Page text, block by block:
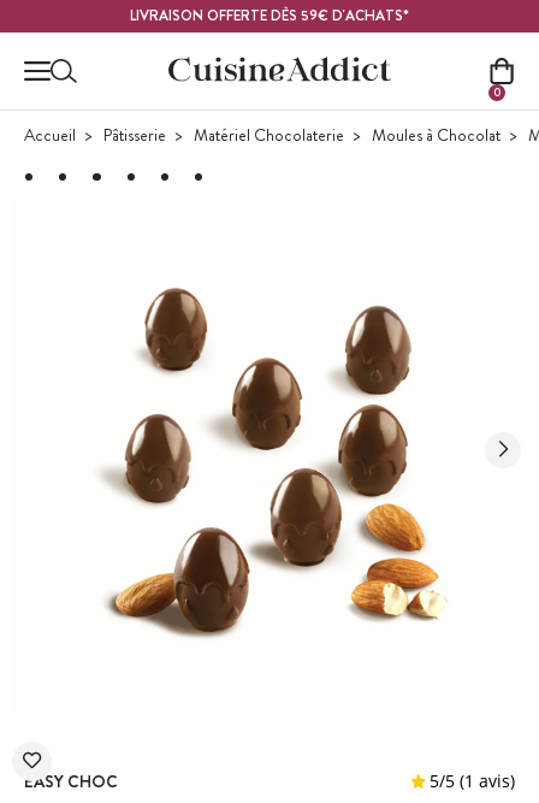
LIVRAISON OFFERTE DÈS 59€ D'ACHATS*
0
Accueil Pâtisserie Matériel Chocolaterie Moules à Chocolat
EASY CHOC